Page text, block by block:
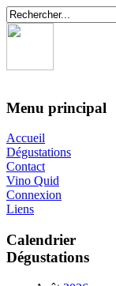
Menu principal
Accueil
Dégustations
Contact
Vino Quid
Connexion
Liens
Calendrier
Dégustations